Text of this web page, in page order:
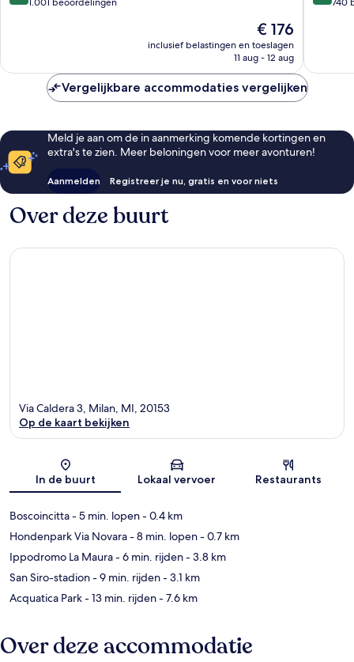
De
prijs
is
€ 176
inclusief belastingen en toeslagen
11 aug - 12 aug
Vergelijkbare accommodaties vergelijken
Meld je aan om de in aanmerking komende kortingen en
extra's te zien. Meer beloningen voor meer avonturen!
Aanmelden Registreer je nu, gratis en voor niets
Over deze buurt
Kaart
Via Caldera 3, Milan, MI, 20153
Op de kaart bekijken
In de buurt Lokaal vervoer Restaurants
Boscoincitta- 5 min. lopen- 0.4 km
Hondenpark Via Novara- 8 min. lopen- 0.7 km
Ippodromo La Maura- 6 min. rijden- 3.8 km
San Siro-stadion- 9 min. rijden- 3.1 km
Acquatica Park- 13 min. rijden- 7.6 km
Over deze accommodatie